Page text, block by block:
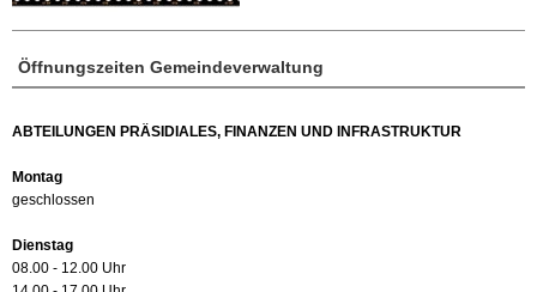
Öffnungszeiten Gemeindeverwaltung
ABTEILUNGEN PRÄSIDIALES, FINANZEN UND INFRASTRUKTUR
Montag
geschlossen
Dienstag
08.00 - 12.00 Uhr